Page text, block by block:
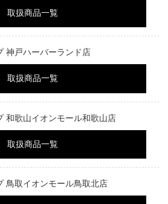
取扱商品一覧
神戸ハーバーランド店
取扱商品一覧
和歌山イオンモール和歌山店
取扱商品一覧
鳥取イオンモール鳥取北店